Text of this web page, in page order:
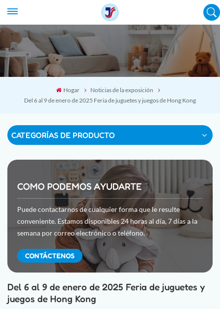
Hogar
Noticias de la exposición
Del 6 al 9 de enero de 2025 Feria de juguetes y juegos de Hong Kong
CATEGORÍAS DE PRODUCTO
COMO PODEMOS AYUDARTE
Puede contactarnos de cualquier forma que le resulte
conveniente. Estamos disponibles 24 horas al día, 7 días a la
semana por correo electrónico o teléfono.
CONTÁCTENOS
Del 6 al 9 de enero de 2025 Feria de juguetes y
juegos de Hong Kong